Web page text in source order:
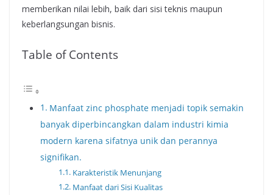
memberikan nilai lebih, baik dari sisi teknis maupun
keberlangsungan bisnis.
Table of Contents
Manfaat zinc phosphate menjadi topik semakin
banyak diperbincangkan dalam industri kimia
modern karena sifatnya unik dan perannya
signifikan.
Karakteristik Menunjang
Manfaat dari Sisi Kualitas